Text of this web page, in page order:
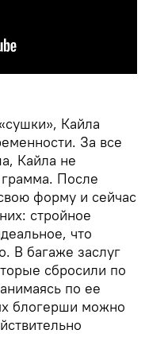
Кайла
За все
Кайла не
После
форму и сейчас
стройное
что
В багаже заслуг
сбросили по
по ее
блогерши можно